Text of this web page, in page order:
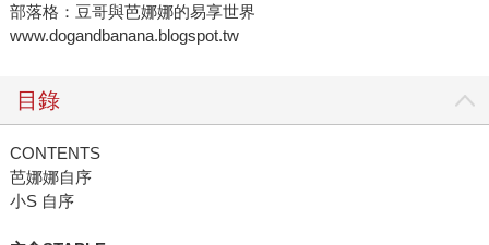
部落格：豆哥與芭娜娜的易享世界
www.dogandbanana.blogspot.tw
目錄
CONTENTS
芭娜娜自序
小S 自序